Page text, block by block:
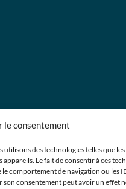
le consentement
des technologies telles que
Le fait de consentir à ces
comportement de navigation ou les
son consentement peut avoir un effet